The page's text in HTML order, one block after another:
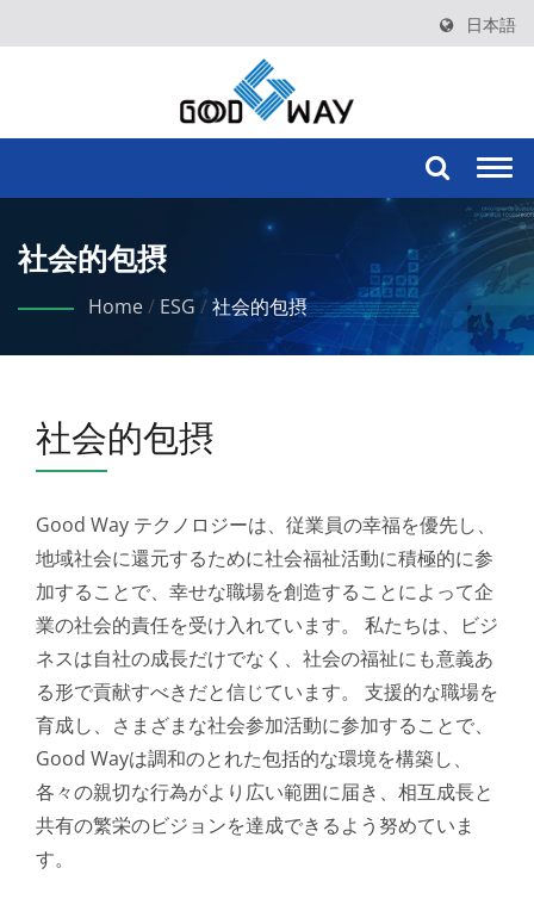
日本語
社会的包摂
Home/ ESG /社会的包摂
社会的包摂
Good Way テクノロジーは、従業員の幸福を優先し、
地域社会に還元するために社会福祉活動に積極的に参
加することで、幸せな職場を創造することによって企
業の社会的責任を受け入れています。 私たちは、ビジ
ネスは自社の成長だけでなく、社会の福祉にも意義あ
る形で貢献すべきだと信じています。 支援的な職場を
育成し、さまざまな社会参加活動に参加することで、
Good Wayは調和のとれた包括的な環境を構築し、
各々の親切な行為がより広い範囲に届き、相互成長と
共有の繁栄のビジョンを達成できるよう努めていま
す。